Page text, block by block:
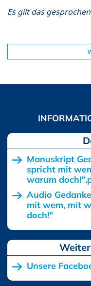
Es gilt das
Manuskript
spricht mit
warum
Audio
mit wem, mit
doch!"
Unsere